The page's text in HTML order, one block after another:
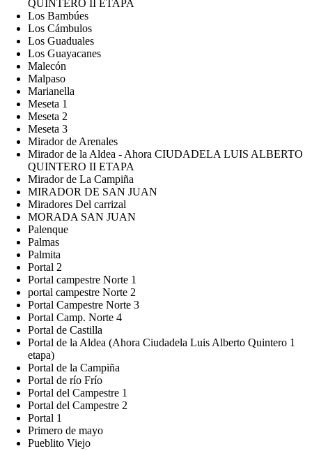
QUINTERO II ETAPA
Los Bambúes
Los Cámbulos
Los Guaduales
Los Guayacanes
Malecón
Malpaso
Marianella
Meseta 1
Meseta 2
Meseta 3
Mirador de Arenales
Mirador de la Aldea - Ahora CIUDADELA LUIS ALBERTO
QUINTERO II ETAPA
Mirador de La Campiña
MIRADOR DE SAN JUAN
Miradores Del carrizal
MORADA SAN JUAN
Palenque
Palmas
Palmita
Portal 2
Portal campestre Norte 1
portal campestre Norte 2
Portal Campestre Norte 3
Portal Camp. Norte 4
Portal de Castilla
Portal de la Aldea (Ahora Ciudadela Luis Alberto Quintero 1
etapa)
Portal de la Campiña
Portal de río Frío
Portal del Campestre 1
Portal del Campestre 2
Portal 1
Primero de mayo
Pueblito Viejo